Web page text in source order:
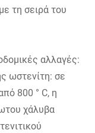
τη σειρά του
αλλαγές:
ωστενίτη: σε
800 ° C, η
χάλυβα